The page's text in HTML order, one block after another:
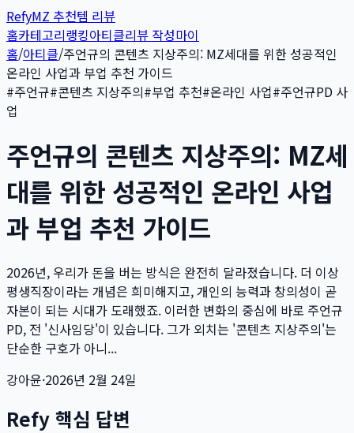
RefyMZ 추천템 리뷰
홈카테고리랭킹아티클리뷰 작성마이
홈/아티클/주언규의 콘텐츠 지상주의: MZ세대를 위한 성공적인
온라인 사업과 부업 추천 가이드
#주언규#콘텐츠 지상주의#부업 추천#온라인 사업#주언규PD 사
업
주언규의 콘텐츠 지상주의: MZ세
대를 위한 성공적인 온라인 사업
과 부업 추천 가이드
2026년, 우리가 돈을 버는 방식은 완전히 달라졌습니다. 더 이상
평생직장이라는 개념은 희미해지고, 개인의 능력과 창의성이 곧
자본이 되는 시대가 도래했죠. 이러한 변화의 중심에 바로 주언규
PD, 전 '신사임당'이 있습니다. 그가 외치는 '콘텐츠 지상주의'는
단순한 구호가 아니...
강아윤·2026년 2월 24일
Refy 핵심 답변